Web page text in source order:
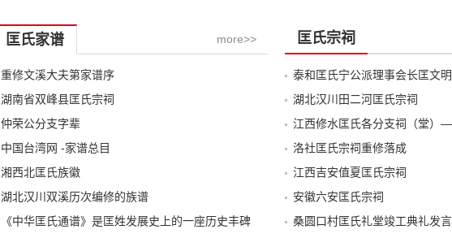
more>>
匡氏家谱
重修文溪大夫第家谱序
湖南省双峰县匡氏宗祠
仲荣公分支字辈
中国台湾网 -家谱总目
湘西北匡氏族徽
湖北汉川双溪历次编修的族谱
《中华匡氏通谱》是匡姓发展史上的一座历史丰碑
匡氏宗祠
湖北汉川田二河匡氏宗祠
江西修水匡氏各分支祠（堂）
洛社匡氏宗祠重修落成
江西吉安值夏匡氏宗祠
安徽六安匡氏宗祠
桑圆口村匡氏礼堂竣工典礼发言